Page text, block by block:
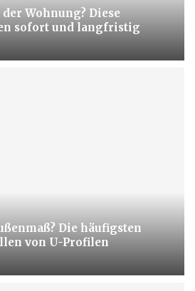
Wohnung? Diese
sofort und langfristig
Die häufigsten
von U-Profilen